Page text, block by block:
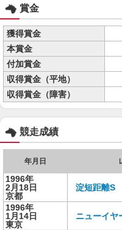
賞金
獲得賞金
本賞金
付加賞金
収得賞金（平地）
収得賞金（障害）
競走成績
年月日
1996年
2月18日
京都
淀短距離S
1996年
1月14日
東京
ニューイヤ